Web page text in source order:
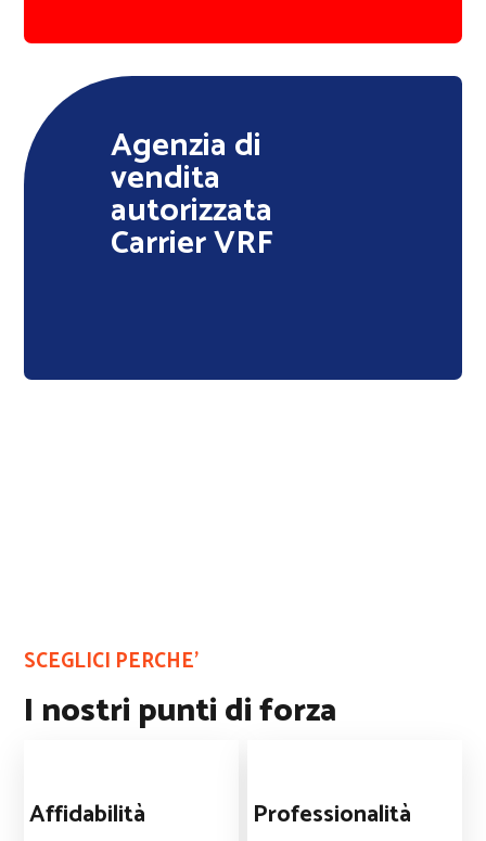
Agenzia di
vendita
autorizzata
Carrier VRF
SCEGLICI PERCHE’
I nostri punti di forza
Affidabilità Professionalità